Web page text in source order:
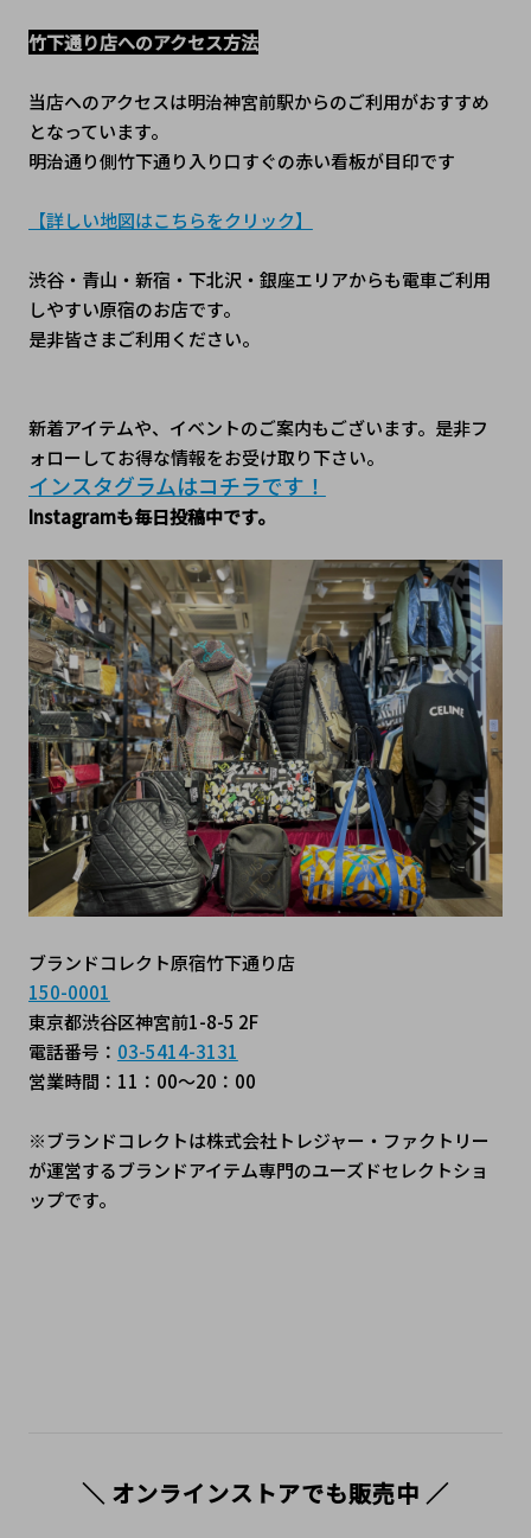
竹下通り店へのアクセス方法
当店へのアクセスは明治神宮前駅からのご利用がおすすめ
となっています。
明治通り側竹下通り入り口すぐの赤い看板が目印です
【詳しい地図はこちらをクリック】
渋谷・青山・新宿・下北沢・銀座エリアからも電車ご利用
しやすい原宿のお店です。
是非皆さまご利用ください。
新着アイテムや、イベントのご案内もございます。是非フ
ォローしてお得な情報をお受け取り下さい。
インスタグラムはコチラです！﻿
Instagramも毎日投稿中です。
ブランドコレクト原宿竹下通り店
150-0001
東京都渋谷区神宮前1-8-5 2F
電話番号： 03-5414-3131
営業時間：11：00～20：00
※ブランドコレクトは株式会社トレジャー・ファクトリー
が運営するブランドアイテム専門のユーズドセレクトショ
ップです。
＼ オンラインストアでも販売中 ／